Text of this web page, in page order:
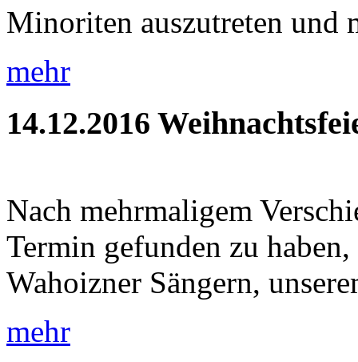
Minoriten auszutreten und
mehr
14.12.2016
Nach mehrmaligem
Termin gefunden zu
Wahoizner Sängern,
mehr